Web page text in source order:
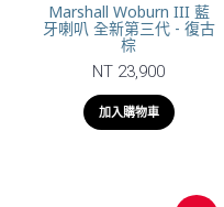
Marshall Woburn III 藍
牙喇叭 全新第三代 - 復古
棕
NT 23,900
加入購物車